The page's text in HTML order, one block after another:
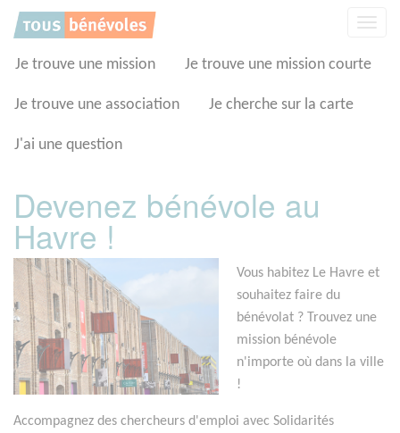
Je trouve une mission Je trouve une mission courte
Je trouve une association Je cherche sur la carte
J'ai une question
Devenez bénévole au
Havre !
Vous habitez Le Havre et
souhaitez faire du
bénévolat ? Trouvez une
mission bénévole
n'importe où dans la ville
!
Accompagnez des chercheurs d'emploi avec Solidarités
Panneau de gestion des cookies